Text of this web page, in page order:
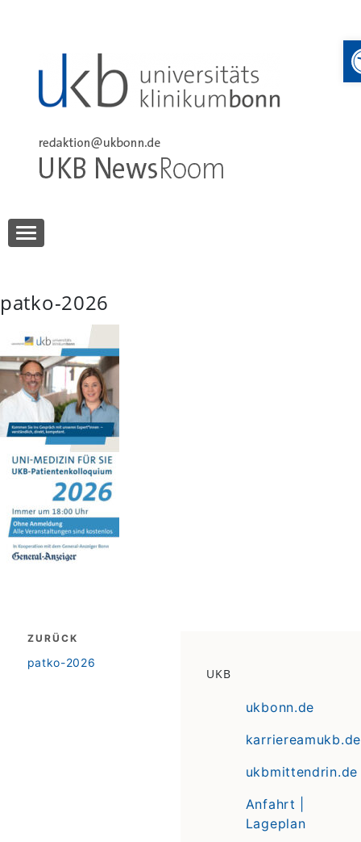
UKB NewsRoom
patko-2026
Beitragsnavigation
ZURÜCK
zurück
patko-2026
UKB
ukbonn.de
karriereamukb.de
ukbmittendrin.de
Anfahrt |
Lageplan